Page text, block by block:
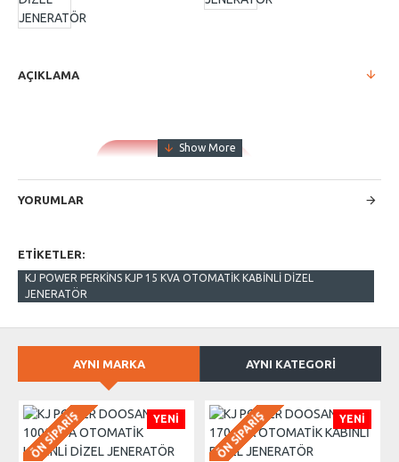
AÇIKLAMA
YORUMLAR
ETIKETLER:
KJ POWER PERKİNS KJP 15 KVA OTOMATİK KABİNLİ DİZEL
JENERATÖR
AYNI MARKA AYNI KATEGORI
YENI
ÖN SIPARIŞ YENI
ÖN SIPARIŞ